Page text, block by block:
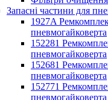
Запасні частини для
1927A
пневмогайковерта
152281
пневмогайковерта
152681
пневмогайковерта
152771
пневмогайковерта